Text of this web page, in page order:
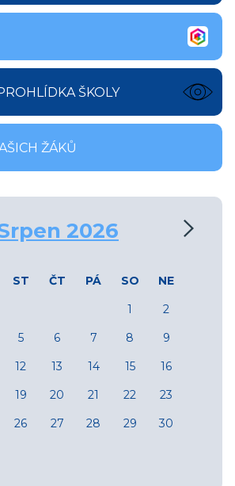
ŠKOLY
ŽÁKŮ
2026
ST ČT PÁ SO
NE
1
2
5 6 7 8
9
12 13 14 15
16
19 20 21 22
23
26 27 28 29
30